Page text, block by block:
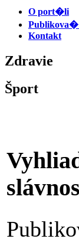
O port�li
Kontakt
Zdravie
Šport